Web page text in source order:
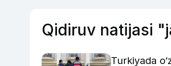
Qidiruv natijasi
Turkiyada